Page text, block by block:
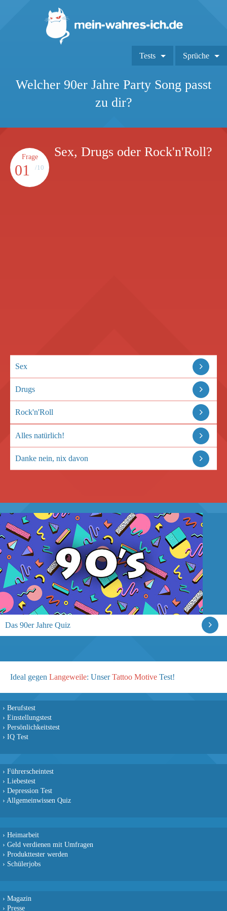
Tests Sprüche
Welcher 90er Jahre Party Song passt
zu dir?
Frage
01 /10
Sex, Drugs oder Rock'n'Roll?
Sex
Drugs
Rock'n'Roll
Alles natürlich!
Danke nein, nix davon
Das 90er Jahre Quiz
Ideal gegen Langeweile: UnserTattoo Motive Test!
› Berufstest
› Einstellungstest
› Persönlichkeitstest
› IQ Test
› Führerscheintest
› Liebestest
› Depression Test
› Allgemeinwissen Quiz
› Heimarbeit
› Geld verdienen mit Umfragen
› Produkttester werden
› Schülerjobs
› Magazin
› Presse